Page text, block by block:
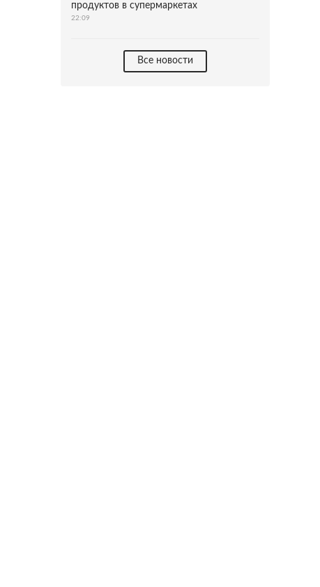
продуктов в супермаркетах
22:09
Все новости